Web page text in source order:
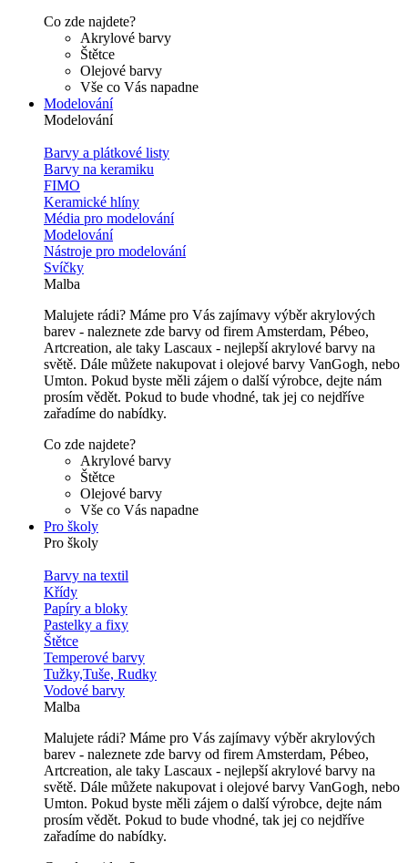
Co zde najdete?
Akrylové barvy
Štětce
Olejové barvy
Vše co Vás napadne
Modelování
Modelování
Barvy a plátkové listy
Barvy na keramiku
FIMO
Keramické hlíny
Média pro modelování
Modelování
Nástroje pro modelování
Svíčky
Malba
Malujete rádi? Máme pro Vás zajímavy výběr akrylových
barev - naleznete zde barvy od firem Amsterdam, Pébeo,
Artcreation, ale taky Lascaux - nejlepší akrylové barvy na
světě. Dále můžete nakupovat i olejové barvy VanGogh, nebo
Umton. Pokud byste měli zájem o další výrobce, dejte nám
prosím vědět. Pokud to bude vhodné, tak jej co nejdříve
zařadíme do nabídky.
Co zde najdete?
Akrylové barvy
Štětce
Olejové barvy
Vše co Vás napadne
Pro školy
Pro školy
Barvy na textil
Křídy
Papíry a bloky
Pastelky a fixy
Štětce
Temperové barvy
Tužky,Tuše, Rudky
Vodové barvy
Malba
Malujete rádi? Máme pro Vás zajímavy výběr akrylových
barev - naleznete zde barvy od firem Amsterdam, Pébeo,
Artcreation, ale taky Lascaux - nejlepší akrylové barvy na
světě. Dále můžete nakupovat i olejové barvy VanGogh, nebo
Umton. Pokud byste měli zájem o další výrobce, dejte nám
prosím vědět. Pokud to bude vhodné, tak jej co nejdříve
zařadíme do nabídky.